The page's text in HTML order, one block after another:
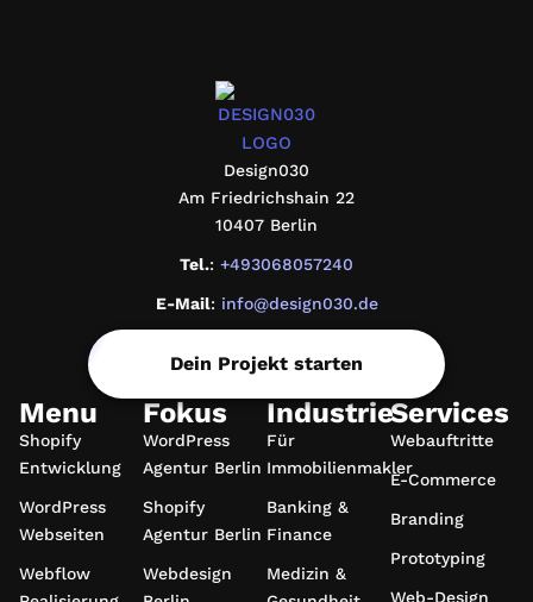
design030
Design030
Am Friedrichshain 22
10407 Berlin
Tel.: +493068057240
E-Mail: info@design030.de
Menu
Shopify
Entwicklung
WordPress
Webseiten
Webflow
Fokus
WordPress
Agentur Berlin
Shopify
Agentur Berlin
Webdesign
Industrie
Für
Immobilienmakler
Banking &
Finance
Medizin &
Services
Webauftritte
E-Commerce
Branding
Prototyping
Web-Design
Dein Projekt starten